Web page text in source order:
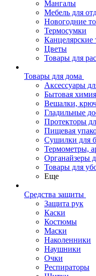
Мангалы
Мебель для
Новогодние
Термосумки
Канцелярские
Цветы
Товары для
Товары для дома
Аксессуары
Бытовая химия
Вешалки,
Гладильные
Протекторы
Пищевая
Сушилки для
Термометры,
Органайзеры
Товары для
Еще
Средства защиты
Защита рук
Каски
Костюмы
Маски
Наколенники
Наушники
Очки
Респираторы